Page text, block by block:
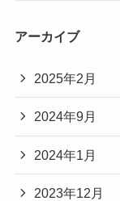
アーカイブ
2025年2月
2024年9月
2024年1月
2023年12月